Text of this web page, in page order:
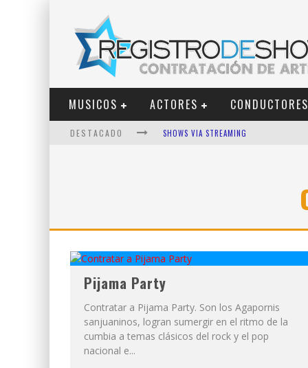
MUSICOS ACTORES CONDUCTORES
DESTACADO SHOWS VIA STREAMING
VI EM
LOS ÁNGELES AZULES
Pijama Party
Contratar a Pijama Party. Son los Agapornis
sanjuaninos, logran sumergir en el ritmo de la
cumbia a temas clásicos del rock y el pop
nacional e...